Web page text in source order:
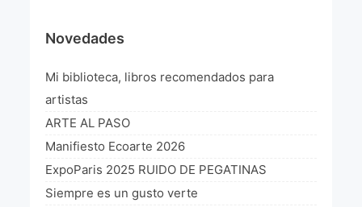
L’art Colombien à Paris 2019
L’art Latino-américain à Paris 2019
Reflecting Source. NY 2019
«Sincronías con sentido» Bogotá Colombia 2019
Novedades
Mi biblioteca, libros recomendados para
artistas
ARTE AL PASO
Manifiesto Ecoarte 2026
ExpoParis 2025 RUIDO DE PEGATINAS
Siempre es un gusto verte